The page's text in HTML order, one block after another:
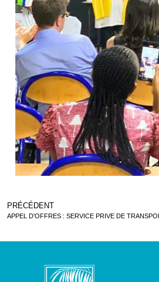
PRÉCÉDENT